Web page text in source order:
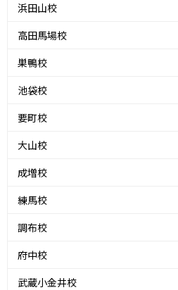
浜田山校
高田馬場校
巣鴨校
池袋校
要町校
大山校
成増校
練馬校
調布校
府中校
武蔵小金井校